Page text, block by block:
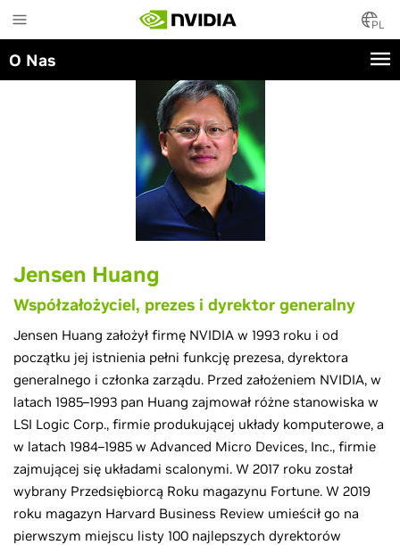
to
main
content
PL
O Nas
Jensen Huang
Współzałożyciel, prezes i dyrektor generalny
Jensen Huang założył firmę NVIDIA w 1993 roku i od
początku jej istnienia pełni funkcję prezesa, dyrektora
generalnego i członka zarządu. Przed założeniem NVIDIA, w
latach 1985–1993 pan Huang zajmował różne stanowiska w
LSI Logic Corp., firmie produkującej układy komputerowe, a
w latach 1984–1985 w Advanced Micro Devices, Inc., firmie
zajmującej się układami scalonymi. W 2017 roku został
wybrany Przedsiębiorcą Roku magazynu Fortune. W 2019
roku magazyn Harvard Business Review umieścił go na
pierwszym miejscu listy 100 najlepszych dyrektorów